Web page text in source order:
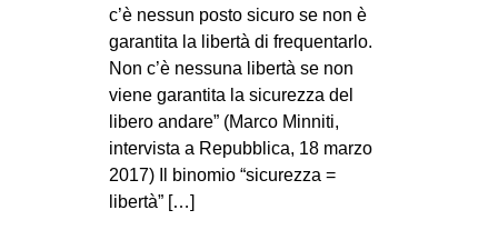
c’è nessun posto sicuro se non è
garantita la libertà di frequentarlo.
Non c’è nessuna libertà se non
viene garantita la sicurezza del
libero andare” (Marco Minniti,
intervista a Repubblica, 18 marzo
2017) Il binomio “sicurezza =
libertà” […]